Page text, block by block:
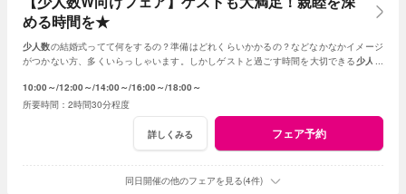
める時間を★
少人数の結婚式ってて何をするの？準備はどれくらいかかるの？などなかなかイメージ
がつかない方、多くいらっしゃいます。しかしゲストと過ごす時間を大切できる少人数
10:00～ 12:00～ 14:00～ 16:00～ 18:00～
2時間30分程度
詳しくみる フェア予約
同日開催の他のフェアを見る(4件)